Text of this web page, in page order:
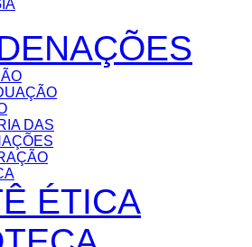
DAS
ÉTICA